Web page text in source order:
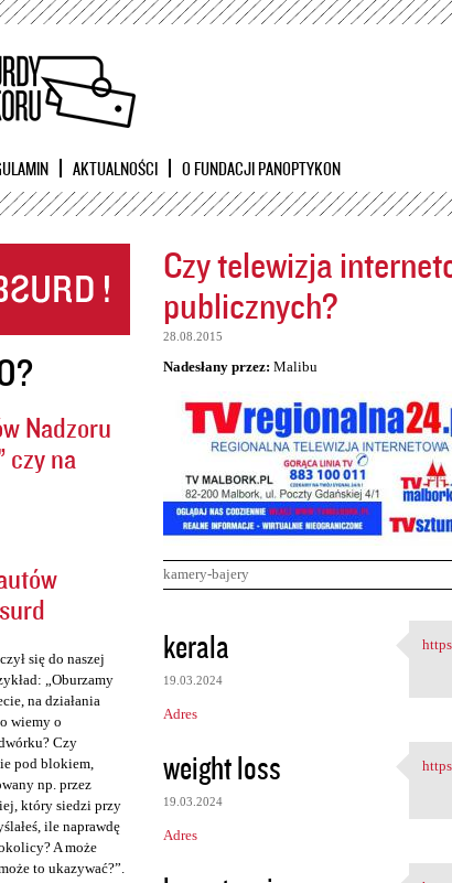
Przejdź
AKTUALNOŚCI O FUNDACJI PANOPTYKON
Nadzoru
czy na
się do naszej
„Oburzamy
na działania
wiemy o
Czy
pod blokiem,
np. przez
który siedzi przy
ile naprawdę
A może
to ukazywać?”.
Czy telewizja
publicznych?
28.08.2015
Nadesłany przez: Malibu
kamery-bajery
K
o
m
e
n
t
r
kerala
19.03.2024
Adres
weight loss
19.03.2024
Adres